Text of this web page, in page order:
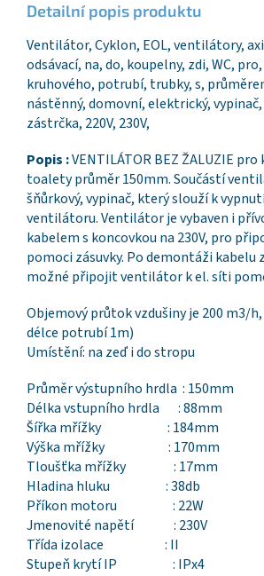
Detailní popis produktu
Ventilátor, Cyklon, EOL, ventilátory,
odsávací, na, do, koupelny, zdi, WC,
kruhového, potrubí, trubky, s,
nástěnný, domovní, elektrický,
zástrčka, 220V, 230V,
Popis :VENTILÁTOR BEZ ŽALUZIE
toalety průměr 150mm. Součástí
šňůrkový, vypinač, který slouží k
ventilátoru. Ventilátor je vybaven i
kabelem s koncovkou na 230V, pro
pomoci zásuvky. Po demontáži kabelu
možné připojit ventilátor k el. síti
Objemový průtok vzdušiny je 200 m3/
délce potrubí 1m)
Umístění: na zeď i do stropu
Průměr výstupního hrdla : 150mm
Délka vstupního hrdla : 88mm
Šířka mřížky : 184mm
Výška mřížky : 170mm
Tloušťka mřížky : 17mm
Hladina hluku : 38db
Příkon motoru : 22W
Jmenovité napětí : 230V
Třída izolace : II
Stupeň krytí IP : IPx4